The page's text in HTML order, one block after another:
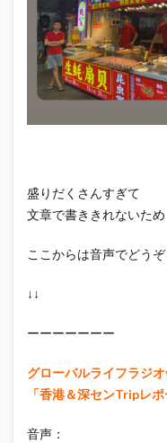
盛りだくさんすぎて
文章で書ききれないため
ここからは音声でどうぞ
↓↓
ーーーーーーー
グローバルライフラジ
「香港＆深センTripレ
音声：